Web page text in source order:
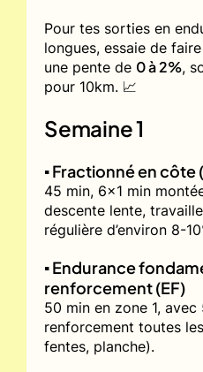
Pour tes sorties en
longues, essaie de
une pente de 0 à 2%,
pour 10km. 📈
Semaine 1
▪️ Fractionné en côte
45 min, 6x1 min
descente lente,
régulière d’environ 8-
▪️ Endurance
renforcement (EF)
50 min en zone 1, avec
renforcement toutes
fentes, planche).